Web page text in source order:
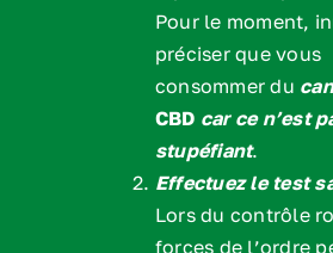
Pour le moment,
préciser que vous
consommer du
CBD car ce n’est
stupéfiant.
Effectuez le test
Lors du contrôle
forces de l’ordre